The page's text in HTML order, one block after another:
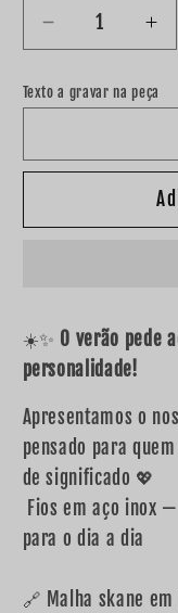
Diminuir
a
quantidade
de
verão
a
de
Texto a gravar na peça
☀️✨ O verão pede
personalidade!
Apresentamos o
pensado para
de significado 💖
Fios em aço inox
para o dia a dia
🔗 Malha skane